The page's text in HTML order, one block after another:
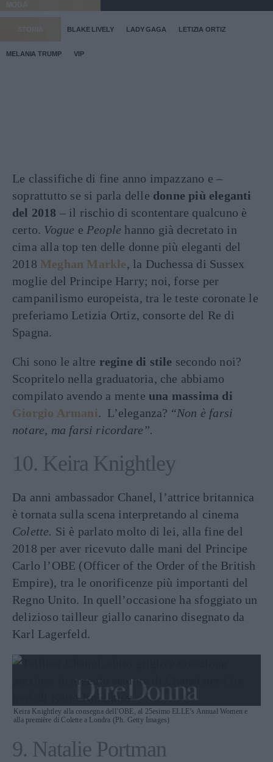
MODA
STORIA BLAKE LIVELY LADY GAGA LETIZIA ORTIZ
MELANIA TRUMP VIP
Le classifiche di fine anno impazzano e –
soprattutto se si parla delle donne più eleganti
del 2018 – il rischio di scontentare qualcuno è
certo. Vogue e People hanno già decretato in
cima alla top ten delle donne più eleganti del
2018 Meghan Markle, la Duchessa di Sussex
moglie del Principe Harry; noi, forse per
campanilismo europeista, tra le teste coronate le
preferiamo Letizia Ortiz, consorte del Re di
Spagna.
Chi sono le altre regine di stile secondo noi?
Scopritelo nella graduatoria, che abbiamo
compilato avendo a mente una massima di
Giorgio Armani. L’eleganza? “Non è farsi
notare, ma farsi ricordare”.
10. Keira Knightley
Da anni ambassador Chanel, l’attrice britannica
è tornata sulla scena interpretando al cinema
Colette. Si è parlato molto di lei, alla fine del
2018 per aver ricevuto dalle mani del Principe
Carlo l’OBE (Officer of the Order of the British
Empire), tra le onorificenze più importanti del
Regno Unito. In quell’occasione ha sfoggiato un
delizioso tailleur giallo canarino disegnato da
Karl Lagerfeld.
Keira Knightley alla consegna dell’OBE, al 25esimo ELLE’s Annual Women e
alla première di Colette a Londra (Ph. Getty Images)
9. Natalie Portman